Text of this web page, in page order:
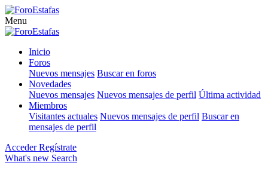
Menu
Inicio
Foros
Nuevos mensajes Buscar en foros
Novedades
Nuevos mensajes Nuevos mensajes de perfil Última actividad
Miembros
Visitantes actuales Nuevos mensajes de perfil Buscar en
mensajes de perfil
Acceder Regístrate
What's new Search